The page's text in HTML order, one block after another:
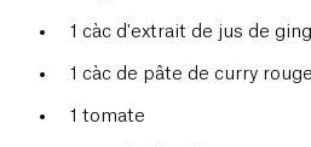
1 càc d'extrait de jus de
1 càc de pâte de curry
1 tomate